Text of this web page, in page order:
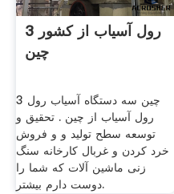
3 رول آسیاب از کشور
چین
چین سه دستگاه آسیاب رول 3
رول آسیاب از چین . تحقیق و
توسعه سطح تولید و و فروش
خرد کردن و غربال کارخانه سنگ
زنی ماشین آلات که شما را
دوست دارم بیشتر.